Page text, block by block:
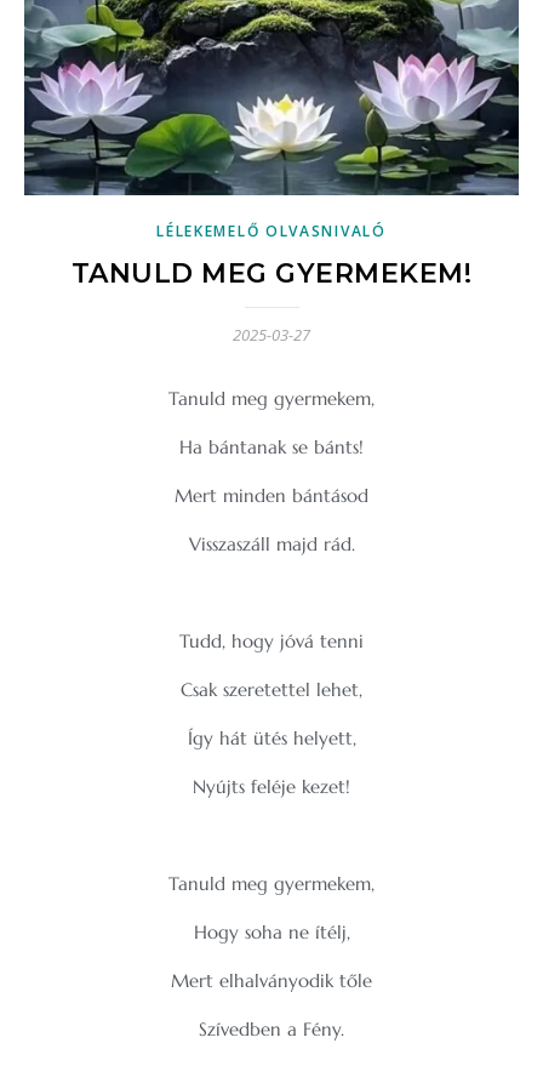
LÉLEKEMELŐ OLVASNIVALÓ
TANULD MEG GYERMEKEM!
2025-03-27
Tanuld meg gyermekem,
Ha bántanak se bánts!
Mert minden bántásod
Visszaszáll majd rád.
Tudd, hogy jóvá tenni
Csak szeretettel lehet,
Így hát ütés helyett,
Nyújts feléje kezet!
Tanuld meg gyermekem,
Hogy soha ne ítélj,
Mert elhalványodik tőle
Szívedben a Fény.